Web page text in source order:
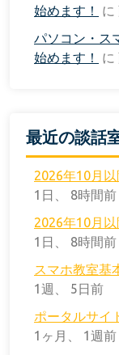
始めます！
に
パソコン・ス
始めます！
に
最近の談話
2026年10月
1日、 8時間前
2026年10月
1日、 8時間前
スマホ教室基
1週、 5日前
ポータルサイ
1ヶ月、 1週前